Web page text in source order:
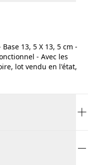
13, 5 X 13, 5 cm -
- Avec les
lot vendu en l'état,